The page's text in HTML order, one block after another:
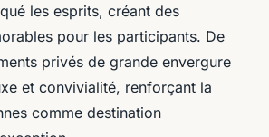
les esprits, créant des
pour les participants. De
privés de grande envergure
et convivialité, renforçant la
comme destination